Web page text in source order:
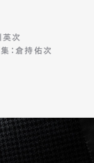
英次
：倉持佑次